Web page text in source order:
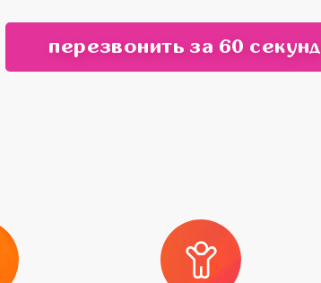
перезвонить за 60 секунд